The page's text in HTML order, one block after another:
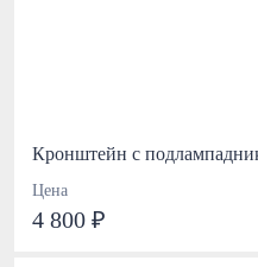
Кронштейн с
Цена
4 800 ₽